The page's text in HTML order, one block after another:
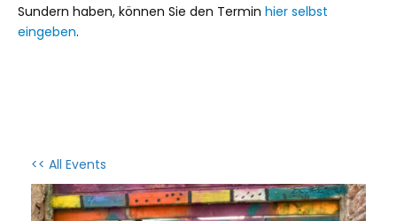
Sundern haben, können Sie den Termin hier selbst
eingeben.
<< All Events